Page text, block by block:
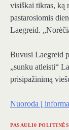
visiškai tikras, ką
pastarosiomis
Laegreid.
Buvusi Laegreid
„sunku atleisti“
prisipažinimą
Nuoroda į
PASAULI0